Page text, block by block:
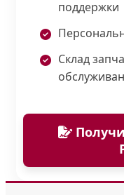
поддержки
Склад